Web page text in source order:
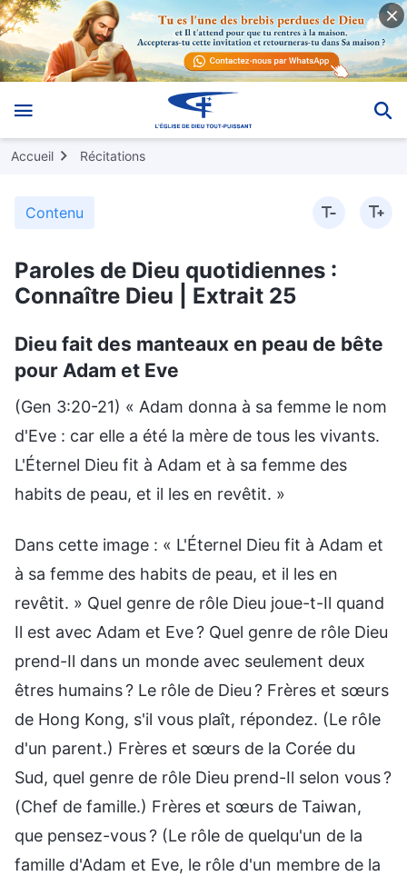
Accueil Récitations
Contenu
Paroles de Dieu quotidiennes :
Connaître Dieu | Extrait 25
Dieu fait des manteaux en peau de bête
pour Adam et Eve
(Gen 3:20-21) « Adam donna à sa femme le nom
d'Eve : car elle a été la mère de tous les vivants.
L'Éternel Dieu fit à Adam et à sa femme des
habits de peau, et il les en revêtit. »
Dans cette image : « L'Éternel Dieu fit à Adam et
à sa femme des habits de peau, et il les en
revêtit. » Quel genre de rôle Dieu joue-t-Il quand
Il est avec Adam et Eve ? Quel genre de rôle Dieu
prend-Il dans un monde avec seulement deux
êtres humains ? Le rôle de Dieu ? Frères et sœurs
de Hong Kong, s'il vous plaît, répondez. (Le rôle
d'un parent.) Frères et sœurs de la Corée du
Sud, quel genre de rôle Dieu prend-Il selon vous ?
(Chef de famille.) Frères et sœurs de Taiwan,
que pensez-vous ? (Le rôle de quelqu'un de la
famille d'Adam et Eve, le rôle d'un membre de la